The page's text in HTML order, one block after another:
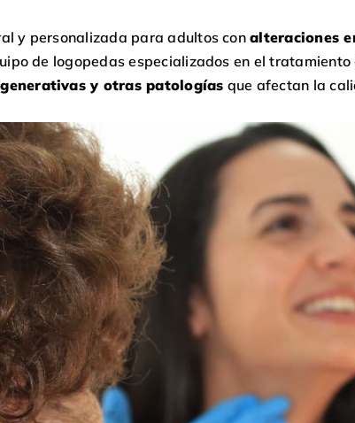
y personalizada para adultos conalteraciones
de logopedas especializados en el
y otras patologías que afectan la